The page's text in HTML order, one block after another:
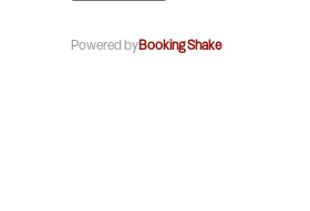
Powered byBooking Shake